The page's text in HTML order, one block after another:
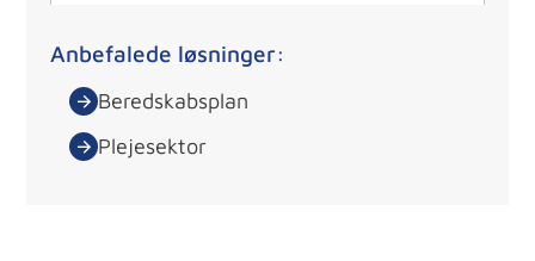
Anbefalede løsninger:
Beredskabsplan
Plejesektor